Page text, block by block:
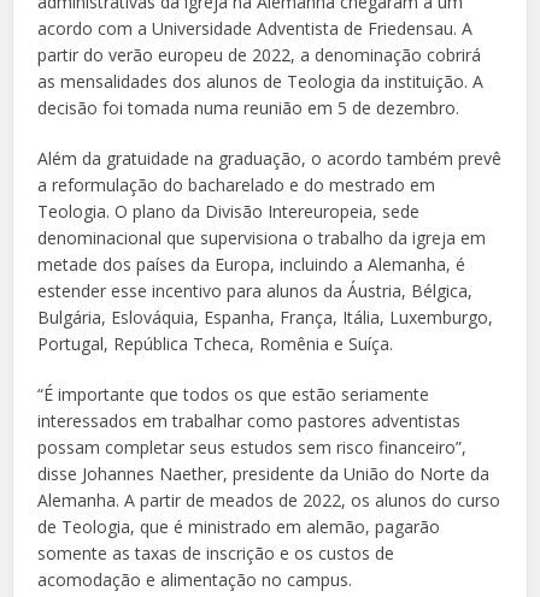
acordo com a Universidade Adventista de Friedensau. A
partir do verão europeu de 2022, a denominação cobrirá
as mensalidades dos alunos de Teologia da instituição. A
decisão foi tomada numa reunião em 5 de dezembro.
Além da gratuidade na graduação, o acordo também prevê
a reformulação do bacharelado e do mestrado em
Teologia. O plano da Divisão Intereuropeia, sede
denominacional que supervisiona o trabalho da igreja em
metade dos países da Europa, incluindo a Alemanha, é
estender esse incentivo para alunos da Áustria, Bélgica,
Bulgária, Eslováquia, Espanha, França, Itália, Luxemburgo,
Portugal, República Tcheca, Romênia e Suíça.
“É importante que todos os que estão seriamente
interessados em trabalhar como pastores adventistas
possam completar seus estudos sem risco financeiro”,
disse Johannes Naether, presidente da União do Norte da
Alemanha. A partir de meados de 2022, os alunos do curso
de Teologia, que é ministrado em alemão, pagarão
somente as taxas de inscrição e os custos de
acomodação e alimentação no campus.